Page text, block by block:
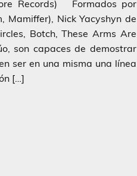
Records) Formados por
Mamiffer), Nick Yacyshyn de
Botch, These Arms Are
son capaces de demostrar
ser en una misma una línea
[…]